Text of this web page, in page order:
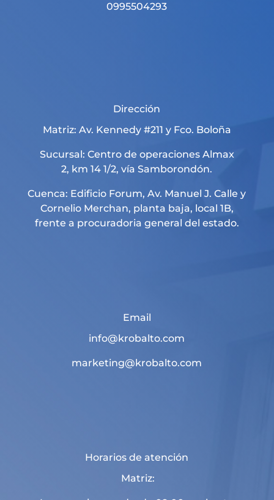
0995504293
Dirección
Matriz: Av. Kennedy #211 y Fco. Boloña
Sucursal: Centro de operaciones Almax
2, km 14 1/2, vía Samborondón.
Cuenca: Edificio Forum, Av. Manuel J. Calle y
Cornelio Merchan, planta baja, local 1B,
frente a procuradoria general del estado.
Email
info@krobalto.com
marketing@krobalto.com
Horarios de atención
Matriz: